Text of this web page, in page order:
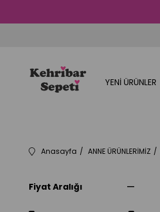
YENİ ÜRÜNLER
Anasayfa ANNE ÜRÜNLERİMİZ
Fiyat Aralığı